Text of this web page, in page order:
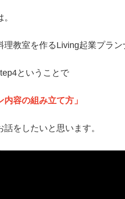
理教室を作るLiving起業プラン
ということで
内容の組み立て方」
話をしたいと思います。